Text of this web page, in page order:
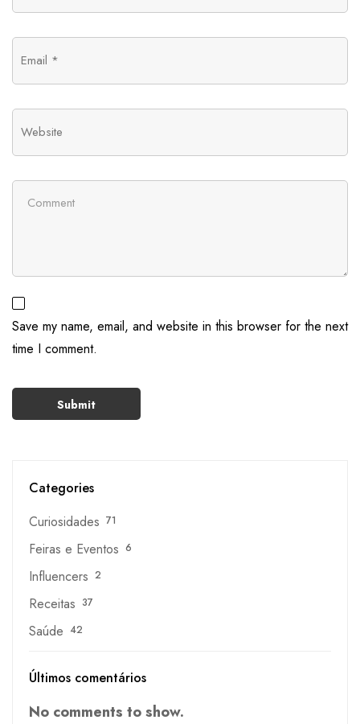
Save my name, email, and website in this browser for the next
time I comment.
Categories
Curiosidades 71
Feiras e Eventos 6
Influencers 2
Receitas 37
Saúde 42
Últimos comentários
No comments to show.